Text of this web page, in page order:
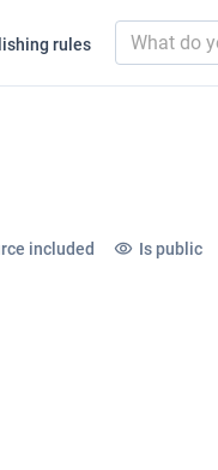
rules
included Is public